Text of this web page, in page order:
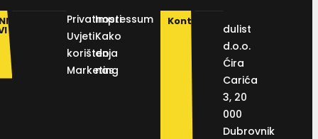
Privatnosti
Uvjeti
korištenja
Marketing
Impressum
Kako
do
nas
Kontakt
dulist
d.o.o.
Ćira
Carića
3, 20
000
Dubrovnik